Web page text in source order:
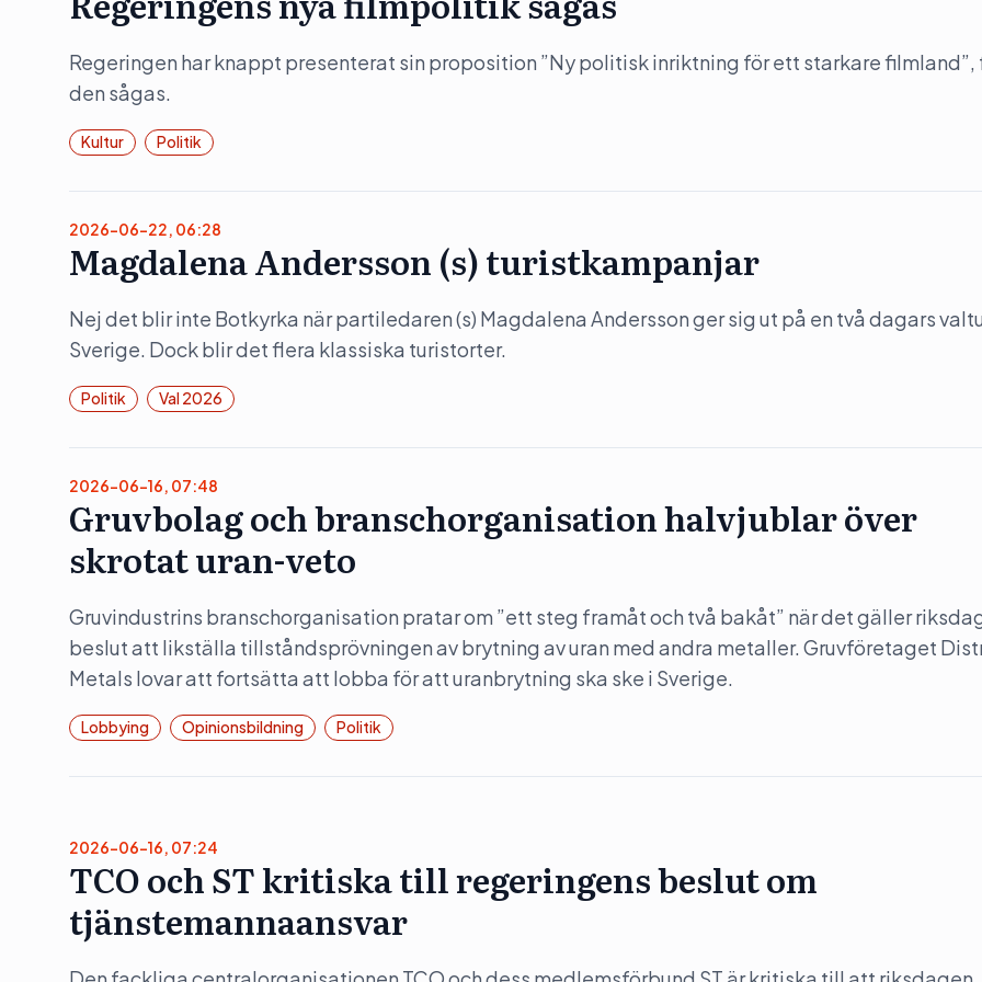
Regeringen har knappt presenterat sin proposition ”Ny politisk inriktning för ett starkare filmland”,
den sågas.
Kultur Politik
2026-06-22, 06:28
Magdalena Andersson (s) turistkampanjar
Nej det blir inte Botkyrka när partiledaren (s) Magdalena Andersson ger sig ut på en två dagars
Sverige. Dock blir det flera klassiska turistorter.
Politik Val 2026
2026-06-16, 07:48
Gruvbolag och branschorganisation halvjublar över
skrotat uran-veto
Gruvindustrins branschorganisation pratar om ”ett steg framåt och två bakåt” när det gäller
beslut att likställa tillståndsprövningen av brytning av uran med andra metaller. Gruvföretaget
Metals lovar att fortsätta att lobba för att uranbrytning ska ske i Sverige.
Lobbying Opinionsbildning Politik
2026-06-16, 07:24
TCO och ST kritiska till regeringens beslut om
tjänstemannaansvar